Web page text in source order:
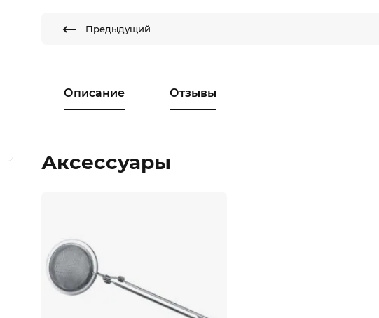
Предыдущий
Описание Отзывы
Аксессуары